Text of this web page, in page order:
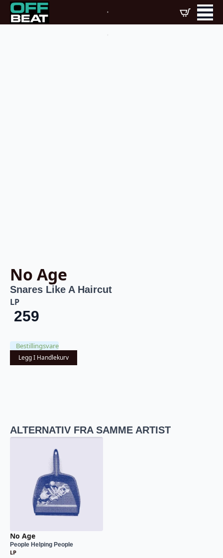
No Age
Snares Like A Haircut
LP
259
Bestillingsvare
Legg I Handlekurv
ALTERNATIV FRA SAMME ARTIST
No Age
People Helping People
LP